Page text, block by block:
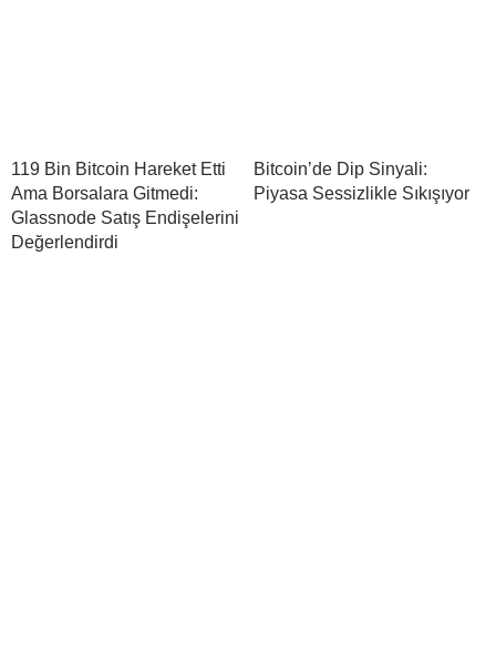
119 Bin Bitcoin Hareket Etti
Ama Borsalara Gitmedi:
Glassnode Satış Endişelerini
Değerlendirdi
Bitcoin’de Dip Sinyali:
Piyasa Sessizlikle Sıkışıyor